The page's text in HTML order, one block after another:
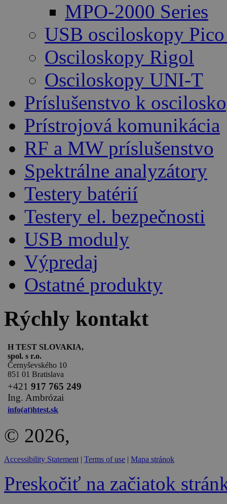
MPO-2000 Series
USB osciloskopy
Osciloskopy Rigol
Osciloskopy UNI-T
Príslušenstvo k
Prístrojová komunikácia
RF a MW príslušenstvo
Spektrálne analyzátory
Testery batérií
Testery el. bezpečnosti
USB moduly
Výpredaj
Ostatné produkty
Rýchly kontakt
H TEST SLOVAKIA,
spol. s r.o.
Černyševského 10
851 01 Bratislava
+421 917 765 249
Ing. Ambrózai
info(at)htest.sk
© 2026,
Accessibility Statement | Terms of use | Mapa stránok
Preskočiť na začiatok